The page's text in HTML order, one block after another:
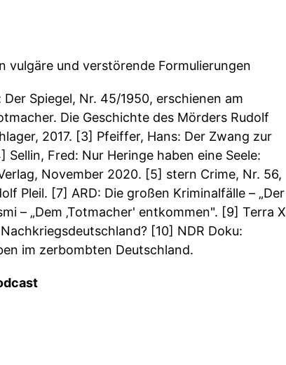
vulgäre und verstörende Formulierungen
Spiegel, Nr. 45/1950, erschienen am
Die Geschichte des Mörders Rudolf
2017. [3] Pfeiffer, Hans: Der Zwang zur
Fred: Nur Heringe haben eine Seele:
November 2020. [5] stern Crime, Nr. 56,
Pleil. [7] ARD: Die großen Kriminalfälle – „Der
– „Dem ‚Totmacher' entkommen". [9] Terra X
[10] NDR Doku:
im zerbombten Deutschland.